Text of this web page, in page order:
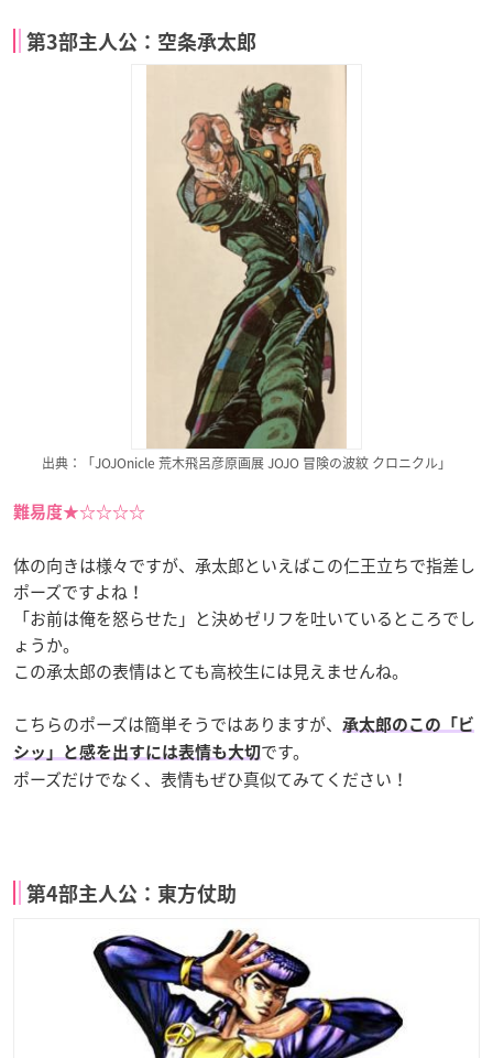
第3部主人公：空条承太郎
出典：「JOJOnicle 荒木飛呂彦原画展 JOJO 冒険の波紋 クロニクル」
難易度★☆☆☆☆
体の向きは様々ですが、承太郎といえばこの仁王立ちで指差し
ポーズですよね！
「お前は俺を怒らせた」と決めゼリフを吐いているところでし
ょうか。
この承太郎の表情はとても高校生には見えませんね。
こちらのポーズは簡単そうではありますが、
承太郎のこの「ビ
シッ」と感を出すには表情も大切です。
ポーズだけでなく、表情もぜひ真似てみてください！
第4部主人公：東方仗助